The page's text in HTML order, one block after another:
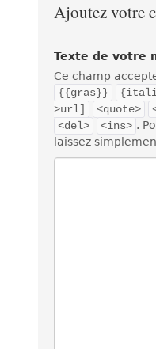
Ajoutez votre
Texte de votre
Ce champ
{{gras}}
>url]
<quote>
<del>
<ins> .
laissez